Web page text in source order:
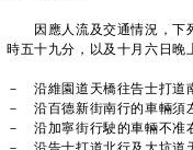
因應人流及交通情況，下
時五十九分，以及十月六日晚
－ 沿維園道天橋往告士打道
－ 沿百德新街南行的車輛須
－ 沿加寧街行駛的車輛不准